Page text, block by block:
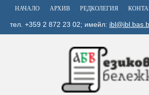
НАЧАЛО АРХИВ РЕДКОЛЕГИЯ
тел. +359 2 872 23 02; имейл: